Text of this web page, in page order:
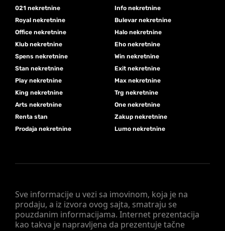
Sve informacije u vezi sa imovinom, koja je na
prodaju, a iz izvora ovog sajta, smatraju se
pouzdanim informacijama. Internet prezentacija
kao takva je napravljena da prezentuje tačne
021 nekretnine
Info nekretnine
Royal nekretnine
Bulevar nekretnine
Office nekretnine
Halo nekretnine
Klub nekretnine
Eho nekretnine
Spens nekretnine
Win nekretnine
Stan nekretnine
Exit nekretnine
Play nekretnine
Max nekretnine
King nekretnine
Trg nekretnine
Arts nekretnine
One nekretnine
Renta stan
Zakup nekretnine
Prodaja nekretnine
Lumo nekretnine